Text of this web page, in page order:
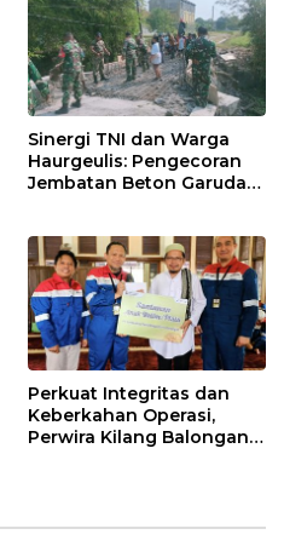
Sinergi TNI dan Warga
Haurgeulis: Pengecoran
Jembatan Beton Garuda
Perkuat Integritas dan
Keberkahan Operasi,
Perwira Kilang Balongan